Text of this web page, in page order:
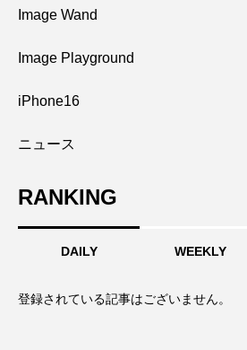
Image Wand
Image Playground
iPhone16
ニュース
RANKING
DAILY WEEKLY
登録されている記事はございません。